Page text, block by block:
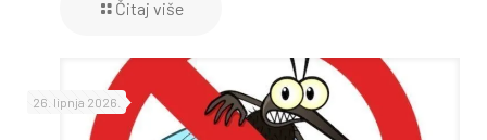
Čitaj više
26. lipnja 2026.